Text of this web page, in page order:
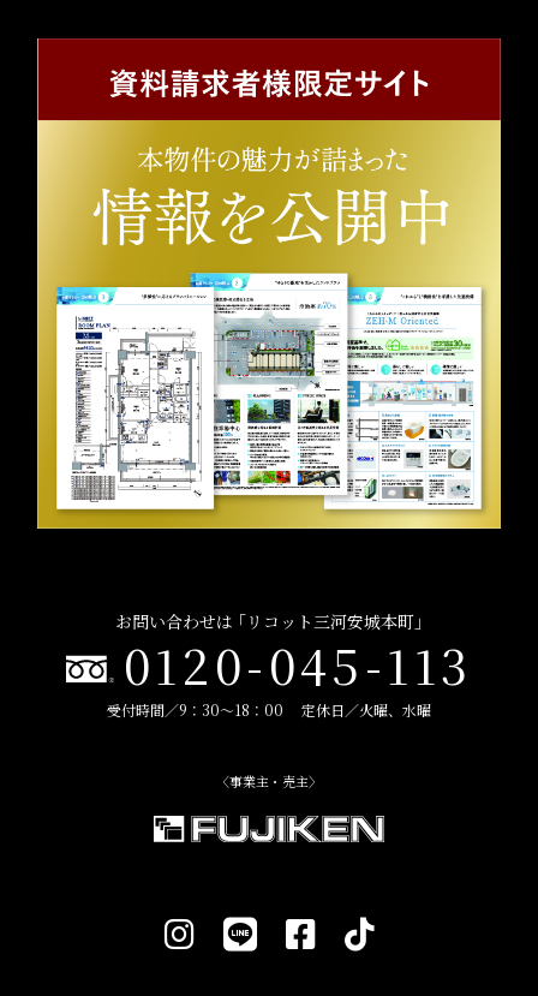
お問い合わせは ｢リコット三河安城本町｣
0120-045-113
受付時間／9：30～18：00 定休日／火曜、水曜
〈事業主・売主〉